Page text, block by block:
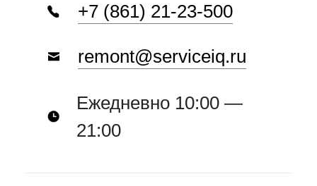
+7 (861) 21-23-500
remont@serviceiq.ru
Ежедневно 10:00 —
21:00